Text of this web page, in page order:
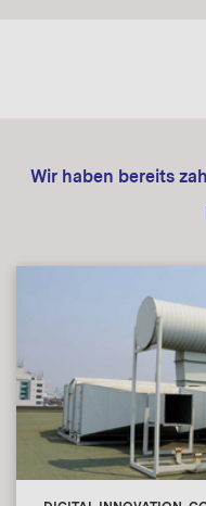
Wir haben bereits